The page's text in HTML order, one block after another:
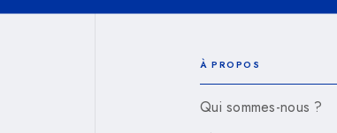
À PROPOS
Qui sommes-nous ?